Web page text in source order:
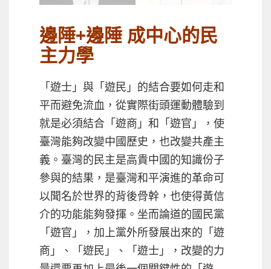
邊陲+邊陲 成中心的民
主力學
「遊士」與「遊民」的結合要如何走和
平而避免流血，從實際街頭運動體驗到
就是必須結合「遊商」和「遊官」，使
臺灣能夠改變中國歷史，也改變共產主
義。臺灣的民主是高貴中國的知識份子
參與的結果，是臺灣和平演進的革命可
以聞名於世界的背後骨幹，也使得黃信
介的功能能夠發揮。坐而論道的國民黨
「遊官」，加上黨外所發展出來的「遊
商」、「遊民」、「遊士」，改變的力